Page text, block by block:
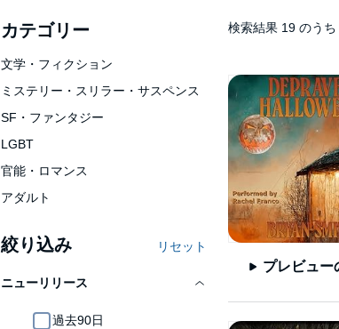
カテゴリー
文学・フィクション
ミステリー・スリラー・サスペンス
SF・ファンタジー
LGBT
官能・ロマンス
アダルト
絞り込み リセット
ニューリリース
過去90日
検索結果 19 のう
プレビュー